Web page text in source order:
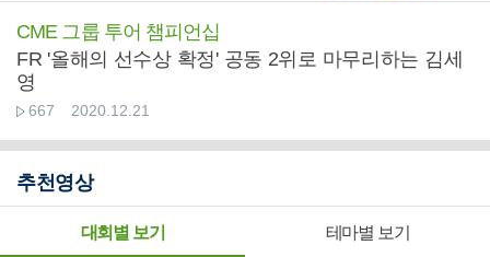
CME 그룹 투어 챔피언십
FR '올해의 선수상 확정' 공동 2위로 마무리하는 김세
영
667 2020.12.21
추천영상
대회별 보기 테마별 보기